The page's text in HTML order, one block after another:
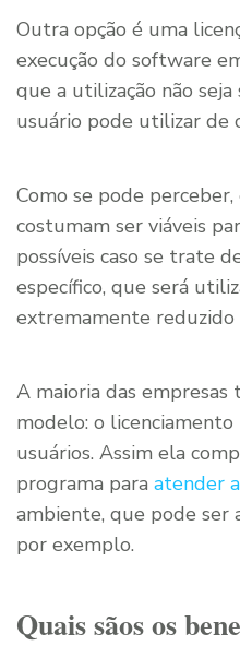
Outra opção é uma
execução do software
que a utilização não
usuário pode utilizar de
Como se pode perceber,
costumam ser viáveis
possíveis caso se trate
específico, que será
extremamente reduzido
A maioria das
modelo: o
usuários. Assim ela
programa para atender
ambiente, que pode ser
por exemplo.
Quais sãos os